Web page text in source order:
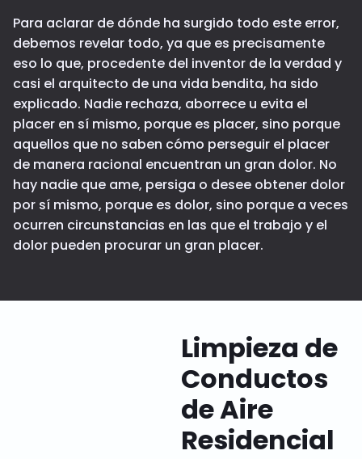
Para aclarar de dónde ha surgido todo este error,
debemos revelar todo, ya que es precisamente
eso lo que, procedente del inventor de la verdad y
casi el arquitecto de una vida bendita, ha sido
explicado. Nadie rechaza, aborrece u evita el
placer en sí mismo, porque es placer, sino porque
aquellos que no saben cómo perseguir el placer
de manera racional encuentran un gran dolor. No
hay nadie que ame, persiga o desee obtener dolor
por sí mismo, porque es dolor, sino porque a veces
ocurren circunstancias en las que el trabajo y el
dolor pueden procurar un gran placer.
Limpieza de
Conductos
de Aire
Residencial